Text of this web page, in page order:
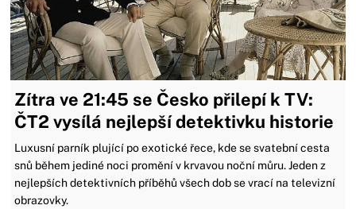
Zítra ve 21:45 se Česko přilepí k TV:
ČT2 vysílá nejlepší detektivku historie
Luxusní parník plující po exotické řece, kde se svatební cesta
snů během jediné noci promění v krvavou noční můru. Jeden z
nejlepších detektivních příběhů všech dob se vrací na televizní
obrazovky.